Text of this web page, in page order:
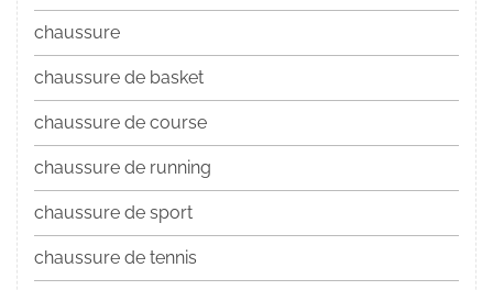
chaussure
chaussure de basket
chaussure de course
chaussure de running
chaussure de sport
chaussure de tennis